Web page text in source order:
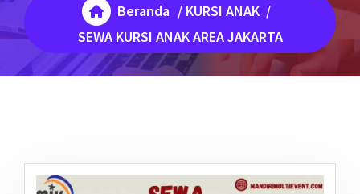
Beranda / KURSI ANAK/
SEWA KURSI ANAK AREA JAKARTA